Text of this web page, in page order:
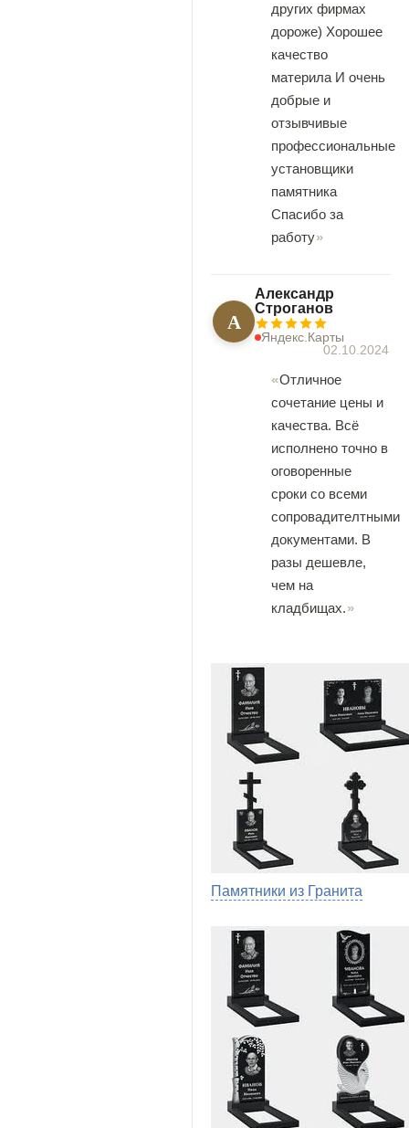
других фирмах
дороже) Хорошее
качество
материла И очень
добрые и
отзывчивые
профессиональные
установщики
памятника
Спасибо за
работу
А
Александр
Строганов
Яндекс.Карты
02.10.2024
Отличное
сочетание цены и
качества. Всё
исполнено точно в
оговоренные
сроки со всеми
сопровадителтными
документами. В
разы дешевле,
чем на
кладбищах.
Памятники из Гранита